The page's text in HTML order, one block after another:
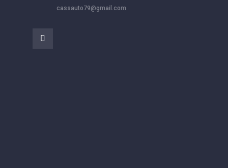
cassauto79@gmail.com